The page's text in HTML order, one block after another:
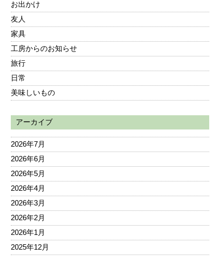
お出かけ
友人
家具
工房からのお知らせ
旅行
日常
美味しいもの
アーカイブ
2026年7月
2026年6月
2026年5月
2026年4月
2026年3月
2026年2月
2026年1月
2025年12月